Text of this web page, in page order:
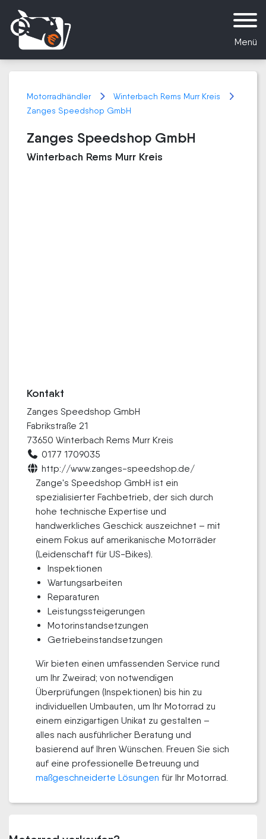
Menü
Motorradhändler
Winterbach Rems Murr Kreis
Zanges Speedshop GmbH
Zanges Speedshop GmbH
Winterbach Rems Murr Kreis
Kontakt
Zanges Speedshop GmbH
Fabrikstraße 21
73650 Winterbach Rems Murr Kreis
0177 1709035
http://www.zanges-speedshop.de/
Zange's Speedshop GmbH ist ein
spezialisierter Fachbetrieb, der sich durch
hohe technische Expertise und
handwerkliches Geschick auszeichnet – mit
einem Fokus auf amerikanische Motorräder
(Leidenschaft für US-Bikes).
Inspektionen
Wartungsarbeiten
Reparaturen
Leistungssteigerungen
Motorinstandsetzungen
Getriebeinstandsetzungen
Wir bieten einen umfassenden Service rund
um Ihr Zweirad; von notwendigen
Überprüfungen (Inspektionen) bis hin zu
individuellen Umbauten, um Ihr Motorrad zu
einem einzigartigen Unikat zu gestalten –
alles nach ausführlicher Beratung und
basierend auf Ihren Wünschen. Freuen Sie sich
auf eine professionelle Betreuung und
maßgeschneiderte Lösungen für Ihr Motorrad.